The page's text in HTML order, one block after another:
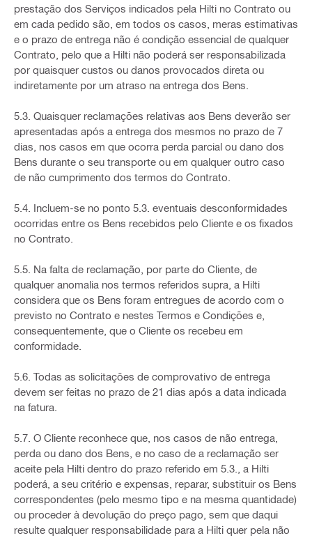
prestação dos Serviços indicados pela Hilti no Contrato ou
em cada pedido são, em todos os casos, meras estimativas
e o prazo de entrega não é condição essencial de qualquer
Contrato, pelo que a Hilti não poderá ser responsabilizada
por quaisquer custos ou danos provocados direta ou
indiretamente por um atraso na entrega dos Bens.
5.3. Quaisquer reclamações relativas aos Bens deverão ser
apresentadas após a entrega dos mesmos no prazo de 7
dias, nos casos em que ocorra perda parcial ou dano dos
Bens durante o seu transporte ou em qualquer outro caso
de não cumprimento dos termos do Contrato.
5.4. Incluem-se no ponto 5.3. eventuais desconformidades
ocorridas entre os Bens recebidos pelo Cliente e os fixados
no Contrato.
5.5. Na falta de reclamação, por parte do Cliente, de
qualquer anomalia nos termos referidos supra, a Hilti
considera que os Bens foram entregues de acordo com o
previsto no Contrato e nestes Termos e Condições e,
consequentemente, que o Cliente os recebeu em
conformidade.
5.6. Todas as solicitações de comprovativo de entrega
devem ser feitas no prazo de 21 dias após a data indicada
na fatura.
5.7. O Cliente reconhece que, nos casos de não entrega,
perda ou dano dos Bens, e no caso de a reclamação ser
aceite pela Hilti dentro do prazo referido em 5.3., a Hilti
poderá, a seu critério e expensas, reparar, substituir os Bens
correspondentes (pelo mesmo tipo e na mesma quantidade)
ou proceder à devolução do preço pago, sem que daqui
resulte qualquer responsabilidade para a Hilti quer pela não